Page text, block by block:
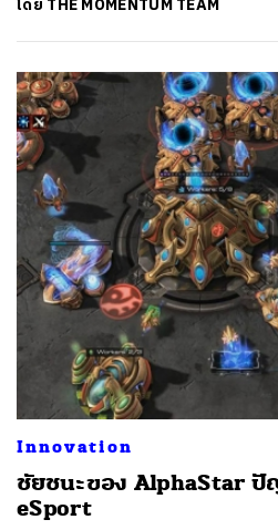
Innovation
ชัยชนะของ AlphaStar
eSport